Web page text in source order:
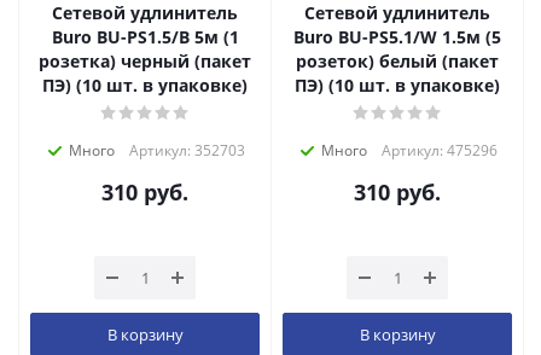
Сетевой удлинитель
Buro BU-PS1.5/B 5м (1
розетка) черный (пакет
ПЭ) (10 шт. в упаковке)
Много Артикул: 352703
310 руб.
В корзину
Сетевой удлинитель
Buro BU-PS5.1/W 1.5м (5
розеток) белый (пакет
ПЭ) (10 шт. в упаковке)
Много Артикул: 475296
310 руб.
В корзину